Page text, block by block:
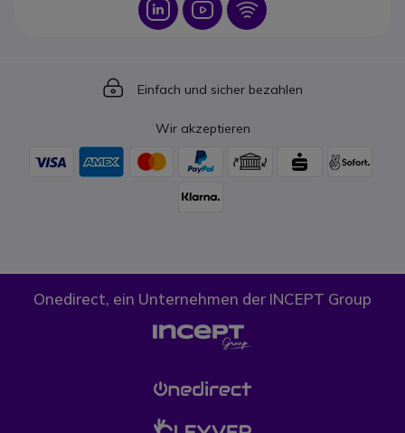
Icon Icon Icon
Icon
Einfach und sicher bezahlen
Wir akzeptieren
Onedirect, ein Unternehmen der INCEPT Group